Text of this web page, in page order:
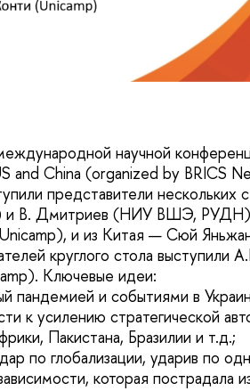
научной
and China (organized by BRICS
представители нескольких
и В. Дмитриев (НИУ ВШЭ,
и из Китая — Сюй
круглого стола выступили
Ключевые идеи:
пандемией и событиями в
к усилению стратегической
Пакистана, Бразилии и т.д.;
по глобализации, ударив по
которая пострадала